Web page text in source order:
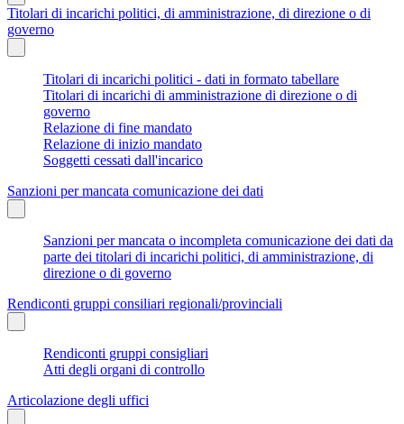
Titolari di incarichi politici, di amministrazione, di direzione o di
governo
Titolari di incarichi politici - dati in formato tabellare
Titolari di incarichi di amministrazione di direzione o di
governo
Relazione di fine mandato
Relazione di inizio mandato
Soggetti cessati dall'incarico
Sanzioni per mancata comunicazione dei dati
Sanzioni per mancata o incompleta comunicazione dei dati da
parte dei titolari di incarichi politici, di amministrazione, di
direzione o di governo
Rendiconti gruppi consiliari regionali/provinciali
Rendiconti gruppi consigliari
Atti degli organi di controllo
Articolazione degli uffici